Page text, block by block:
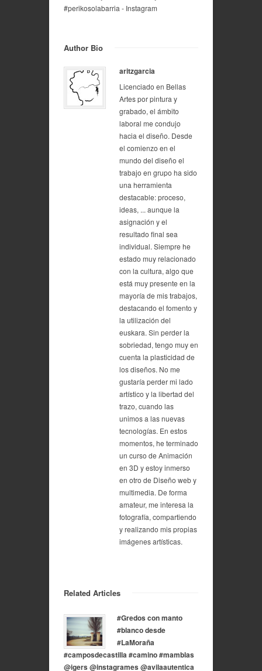
Author Bio
aritzgarcia
Licenciado en Bellas
Artes por pintura y
grabado, el ámbito
laboral me condujo
hacia el diseño. Desde
el comienzo en el
mundo del diseño el
trabajo en grupo ha sido
una herramienta
destacable: proceso,
ideas, ... aunque la
asignación y el
resultado final sea
individual. Siempre he
estado muy relacionado
con la cultura, algo que
está muy presente en la
mayoría de mis trabajos,
destacando el fomento y
la utilización del
euskara. Sin perder la
sobriedad, tengo muy en
cuenta la plasticidad de
los diseños. No me
gustaría perder mi lado
artístico y la libertad del
trazo, cuando las
unimos a las nuevas
tecnologías. En estos
momentos, he terminado
un curso de Animación
en 3D y estoy inmerso
en otro de Diseño web y
multimedia. De forma
amateur, me interesa la
fotografía, compartiendo
y realizando mis propias
imágenes artísticas.
Related Articles
#Gredos con manto
#blanco desde
#LaMoraña
#camposdecastilla #camino #mamblas
@igers @instagrames @avilaautentica